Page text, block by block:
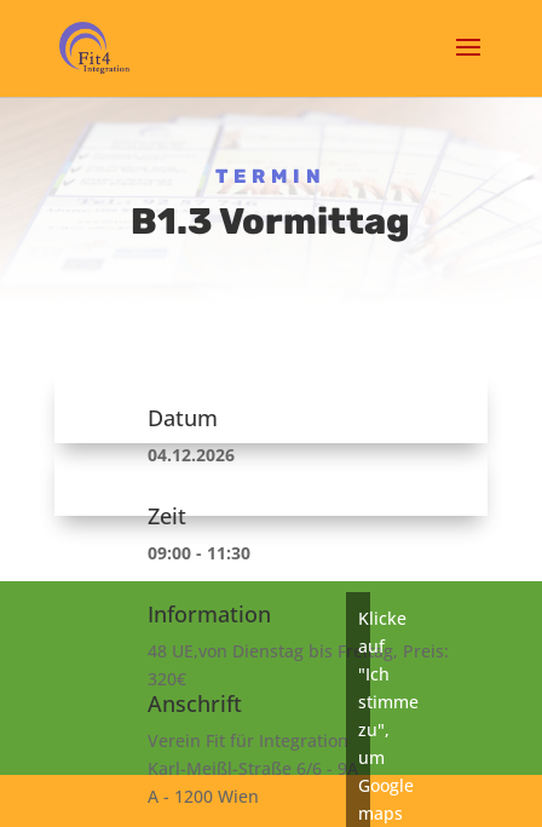
TERMIN
B1.3 Vormittag
Datum
04.12.2026
Zeit
09:00 - 11:30
Information
48 UE,von Dienstag bis Freitag, Preis:
320€
Anschrift
Verein Fit für Integration
Karl-Meißl-Straße 6/6 - 9A
A - 1200 Wien
Klicke
auf
"Ich
stimme
zu",
um
Google
maps